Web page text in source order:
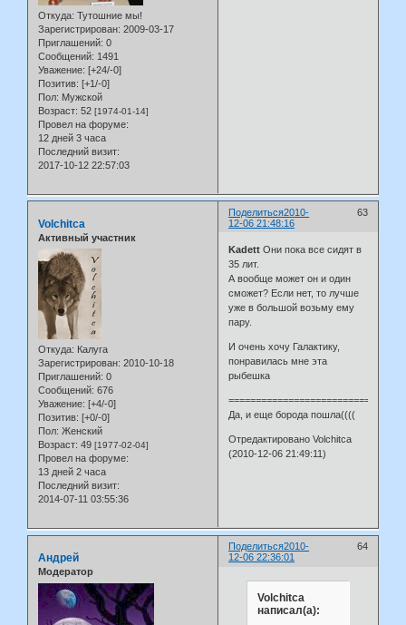
Откуда: Тутошние мы!
Зарегистрирован: 2009-03-17
Приглашений: 0
Сообщений: 1491
Уважение: [+24/-0]
Позитив: [+1/-0]
Пол: Мужской
Возраст: 52 [1974-01-14]
Провел на форуме:
12 дней 3 часа
Последний визит:
2017-10-12 22:57:03
Поделиться 63
2010-
12-06 21:48:16
Volchitca
Активный участник
Откуда: Калуга
Зарегистрирован: 2010-10-18
Приглашений: 0
Сообщений: 676
Уважение: [+4/-0]
Позитив: [+0/-0]
Пол: Женский
Возраст: 49 [1977-02-04]
Провел на форуме:
13 дней 2 часа
Последний визит:
2014-07-11 03:55:36
Kadett Они пока все сидят в
35 лит.
А вообще может он и один
сможет? Если нет, то лучше
уже в большой возьму ему
пару.
И очень хочу Галактику,
понравилась мне эта
рыбешка
=============================
Да, и еще борода пошла((((
Отредактировано Volchitca
(2010-12-06 21:49:11)
Поделиться 64
2010-
12-06 22:36:01
Андрей
Модератор
Volchitca
написал(а):